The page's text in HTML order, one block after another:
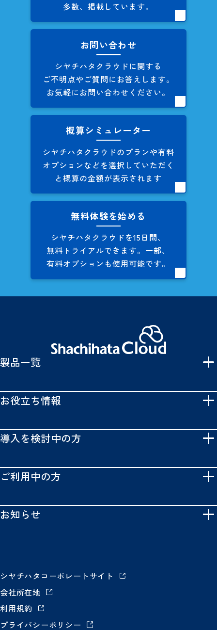
多数、掲載しています。
お問い合わせ
シヤチハタクラウドに関する
ご不明点やご質問にお答えします。
お気軽にお問い合わせください。
概算シミュレーター
シヤチハタクラウドのプランや有料
オプションなどを選択していただく
と概算の金額が表示されます
無料体験を始める
シヤチハタクラウドを15日間、
無料トライアルできます。 一部、
有料オプションも使用可能です。
製品一覧
お役立ち情報
導入を検討中の方
ご利用中の方
お知らせ
シヤチハタコーポレートサイト
会社所在地
利用規約
プライバシーポリシー